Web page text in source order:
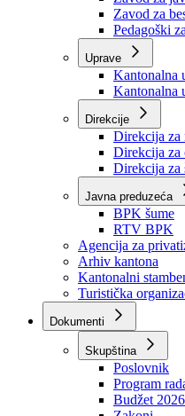
Zavodi
Zavod
Zavod za
Zavod za
Pedagoški
Kantonalna
Kantonalna
Direkcije
Direkcija za
Direkcija za
Direkcija za
Javna preduzeća
BPK šume
RTV BPK
Agencija za
Arhiv kantona
Kantonalni
Turistička
Dokumenti
Skupština